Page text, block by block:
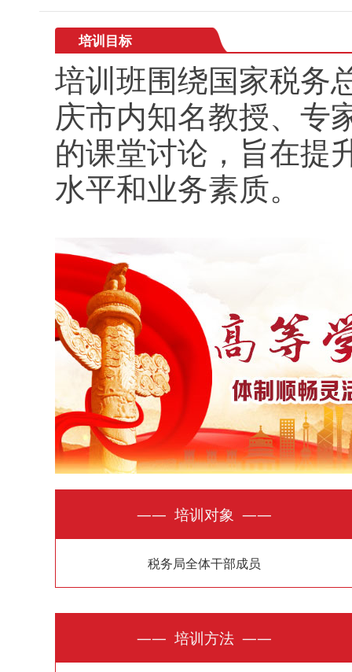
培训目标
培训班围绕国家税务
庆市内知名教授、专
的课堂讨论，旨在提
水平和业务素质。
—— 培训对象 ——
税务局全体干部成员
—— 培训方法 ——